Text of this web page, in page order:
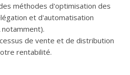
méthodes d'optimisation des
et d'automatisation
de vente et de distribution
rentabilité.